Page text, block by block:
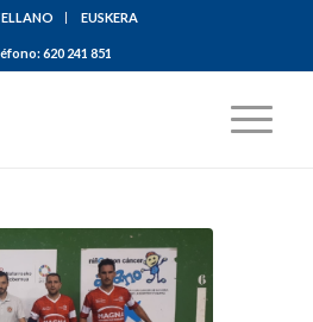
EUSKERA
620 241 851